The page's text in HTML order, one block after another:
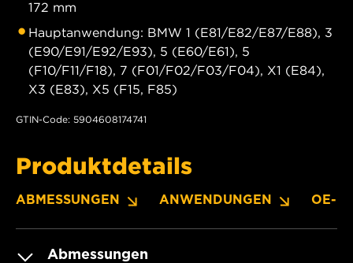
172 mm
Hauptanwendung: BMW 1 (E81/E82/E87/E88), 3
(E90/E91/E92/E93), 5 (E60/E61), 5
(F10/F11/F18), 7 (F01/F02/F03/F04), X1 (E84),
X3 (E83), X5 (F15, F85)
GTIN-Code: 5904608174741
Produktdetails
ABMESSUNGEN ANWENDUNGEN OE-
Abmessungen